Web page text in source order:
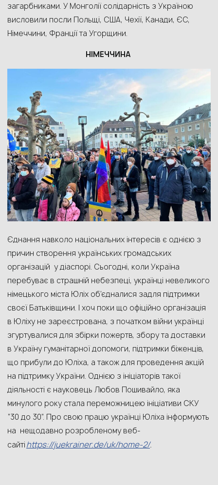
загарбниками. У Монголії солідарність з Україною
висловили посли Польщі, США, Чехії, Канади, ЄС,
Німеччини, Франції та Угорщини.
НІМЕЧЧИНА
Єднання навколо національних інтересів є однією з
причин створення українських громадських
організацій у діаспорі. Сьогодні, коли Україна
перебуває в страшній небезпеці, українці невеликого
німецького міста Юліх об’єдналися задля підтримки
своєї Батьківщини. І хоч поки що офіційно організація
в Юліхуне зареєстрована, з початком війни українці
згуртувалися для збірки пожертв, збору та доставки
в Українугуманітарної допомоги, підтримки біженців,
що прибули до Юліха, а також для проведення акцій
на підтримку України. Однією з ініціаторів такої
діяльності є науковець Любов Пошивайло, яка
минулого року стала переможницею ініціативи СКУ
“30 до 30”. Про свою працю українці Юліха інформують
на нещодавно розробленомувеб-
сайтіhttps://juekrainer.de/uk/home-2/.